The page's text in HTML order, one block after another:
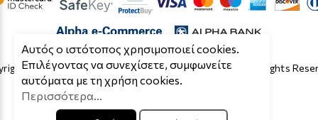
© 2019 - 2026 Κατασκευή Eshop by Cloud O.E. All Rights
Aυτός ο ιστότοπος χρησιμοποιεί cookies.
Επιλέγοντας να συνεχίσετε, συμφωνείτε
αυτόματα με τη χρήση cookies.
Περισσότερα...